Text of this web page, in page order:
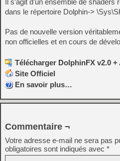
Il s’agit d’un ensemble de
dans le répertoire Dolphin->
Pas de nouvelle version
non officielles et en cours de
Télécharger DolphinFX v2.0
Site Officiel
En savoir plus…
Commentaire ¬
Votre adresse e-mail ne sera pas
obligatoires sont indiqués avec *